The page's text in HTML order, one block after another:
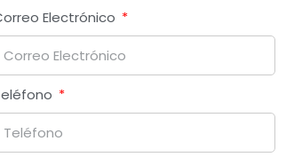
Electrónico